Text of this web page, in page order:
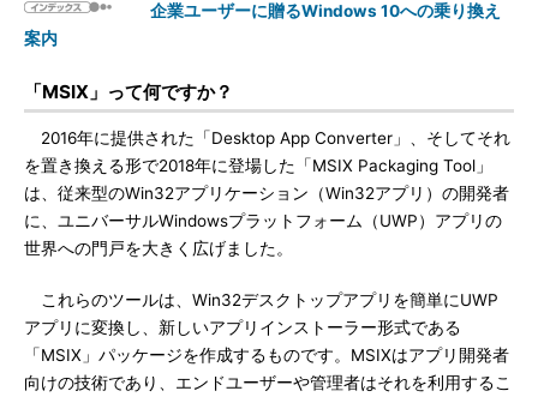
企業ユーザーに贈るWindows 10への乗り換え
案内
「MSIX」って何ですか？
2016年に提供された「Desktop App Converter」、そしてそれ
を置き換える形で2018年に登場した「MSIX Packaging Tool」
は、従来型のWin32アプリケーション（Win32アプリ）の開発者
に、ユニバーサルWindowsプラットフォーム（UWP）アプリの
世界への門戸を大きく広げました。
これらのツールは、Win32デスクトップアプリを簡単にUWP
アプリに変換し、新しいアプリインストーラー形式である
「MSIX」パッケージを作成するものです。MSIXはアプリ開発者
向けの技術であり、エンドユーザーや管理者はそれを利用するこ